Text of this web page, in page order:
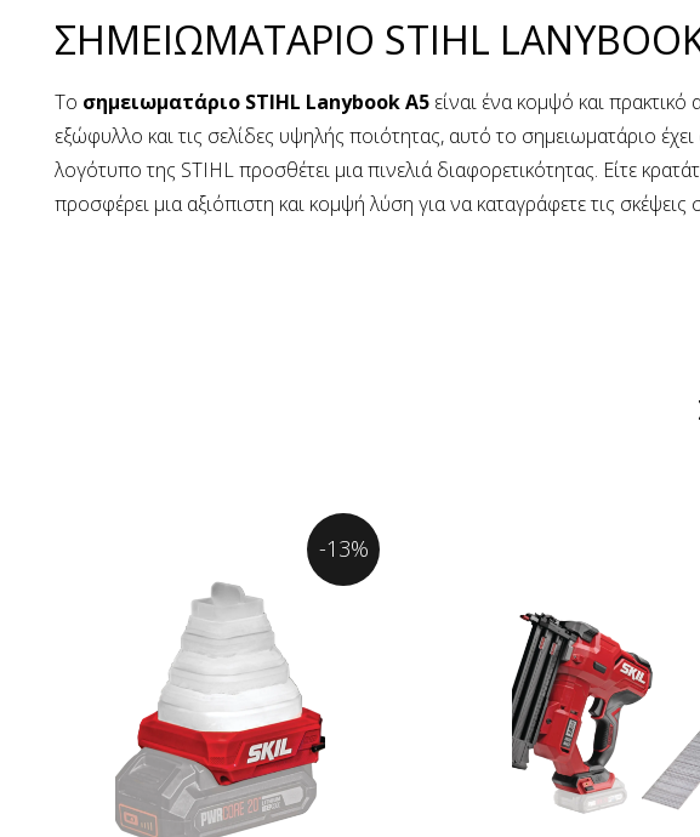
ΣΗΜΕΙΩΜΑΤΑΡΙΟ STIHL
Το σημειωματάριο STIHL Lanybook A5 είναι ένα κομψό και
εξώφυλλο και τις σελίδες υψηλής ποιότητας, αυτό το σημειωματάριο
λογότυπο της STIHL προσθέτει μια πινελιά διαφορετικότητας. Είτε
προσφέρει μια αξιόπιστη και κομψή λύση για να καταγράφετε τις σκέψεις
-13%